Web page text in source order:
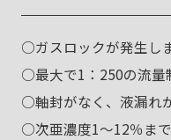
○ガスロックが発生し
○最大で1：250の流量
○軸封がなく、液漏れ
○次亜濃度1～12％まで